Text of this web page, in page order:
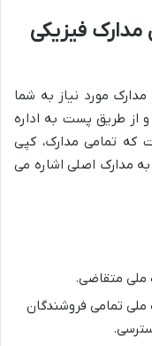
مدارک فیزیکی
مورد نیاز به شما
از طریق پست به اداره
که تمامی مدارک، کپی
مدارک اصلی اشاره می
ملی متقاضی.
ملی تمامی فروشندگان